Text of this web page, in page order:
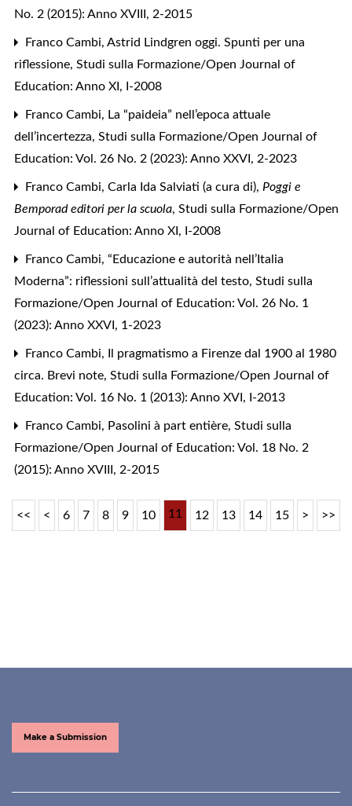
No. 2 (2015): Anno XVIII, 2-2015
Franco Cambi, Astrid Lindgren oggi. Spunti per una
riflessione, Studi sulla Formazione/Open Journal of
Education: Anno XI, I-2008
Franco Cambi, La “paideia” nell’epoca attuale
dell’incertezza, Studi sulla Formazione/Open Journal of
Education: Vol. 26 No. 2 (2023): Anno XXVI, 2-2023
Franco Cambi, Carla Ida Salviati (a cura di), Poggi e
Bemporad editori per la scuola, Studi sulla Formazione/Open
Journal of Education: Anno XI, I-2008
Franco Cambi, “Educazione e autorità nell’Italia
Moderna”: riflessioni sull’attualità del testo, Studi sulla
Formazione/Open Journal of Education: Vol. 26 No. 1
(2023): Anno XXVI, 1-2023
Franco Cambi,
Il pragmatismo a Firenze dal 1900 al 1980
circa. Brevi note, Studi sulla Formazione/Open Journal of
Education: Vol. 16 No. 1 (2013): Anno XVI, I-2013
Franco Cambi, Pasolini à part entière, Studi sulla
Formazione/Open Journal of Education: Vol. 18 No. 2
(2015): Anno XVIII, 2-2015
<< < 6 7 8 9 10 11 12 13 14 15 > >>
Make a Submission